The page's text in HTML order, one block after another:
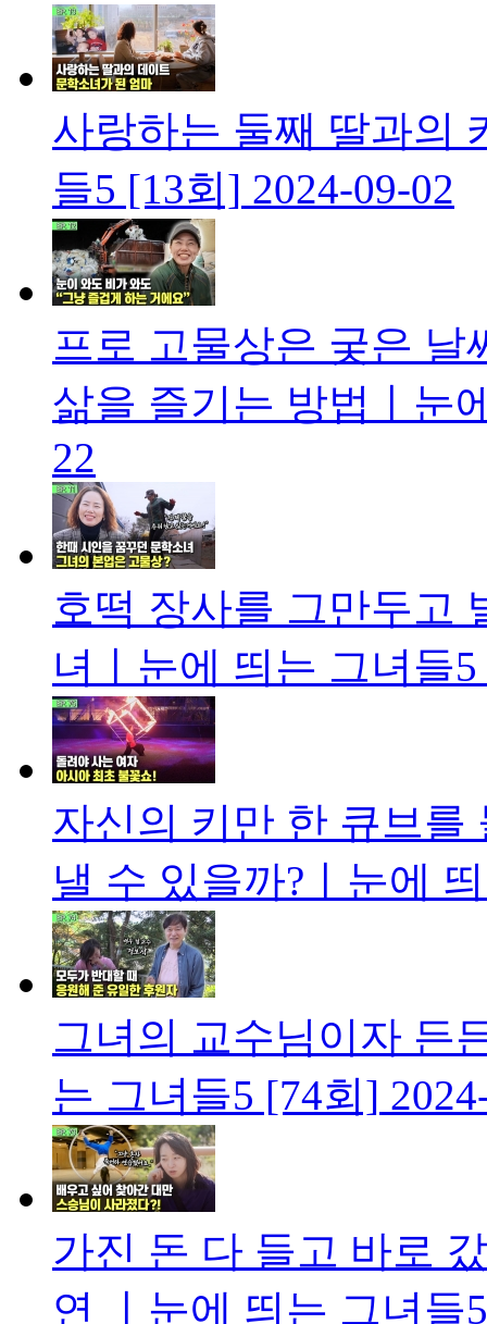
사랑하는 둘째 딸과의
들5 [13회] 2024-09-02
프로 고물상은 궂은
삶을 즐기는 방법ㅣ눈
22
호떡 장사를 그만두고
녀ㅣ눈에 띄는 그녀들
자신의 키만 한 큐브를
낼 수 있을까?ㅣ눈에
그녀의 교수님이자 든
는 그녀들5 [74회]
가진 돈 다 들고 바로
연 ㅣ눈에 띄는 그녀들